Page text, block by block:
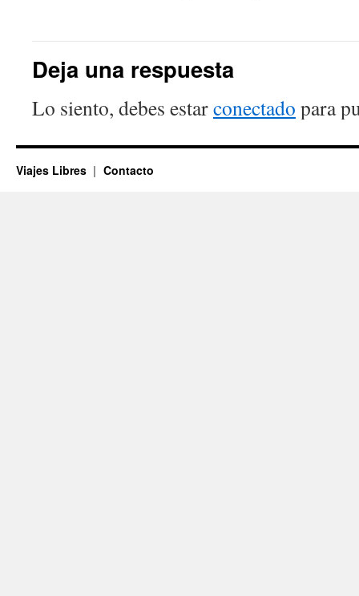
Deja una respuesta
Lo siento, debes estarconectado para
Viajes Libres Contacto